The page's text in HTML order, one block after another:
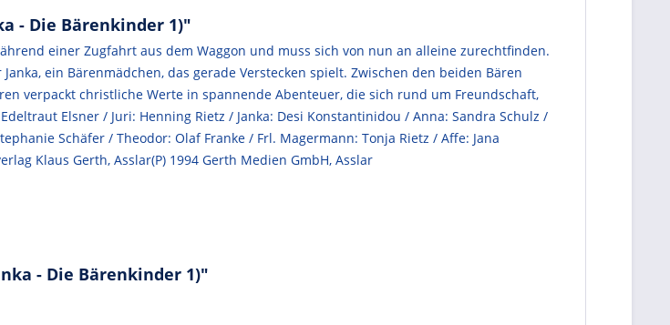
- Die Bärenkinder 1)"
einer Zugfahrt aus dem Waggon und muss sich von nun an alleine zurechtfinden.
ein Bärenmädchen, das gerade Verstecken spielt. Zwischen den beiden Bären
verpackt christliche Werte in spannende Abenteuer, die sich rund um Freundschaft,
Elsner / Juri: Henning Rietz / Janka: Desi Konstantinidou / Anna: Sandra Schulz /
Schäfer / Theodor: Olaf Franke / Frl. Magermann: Tonja Rietz / Affe: Jana
Klaus Gerth, Asslar(P) 1994 Gerth Medien GmbH, Asslar
- Die Bärenkinder 1)"